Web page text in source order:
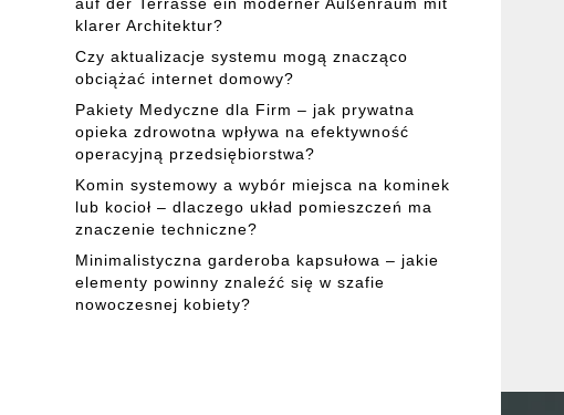
klarer Architektur?
Czy aktualizacje systemu mogą znacząco
obciążać internet domowy?
Pakiety Medyczne dla Firm – jak prywatna
opieka zdrowotna wpływa na efektywność
operacyjną przedsiębiorstwa?
Komin systemowy a wybór miejsca na kominek
lub kocioł – dlaczego układ pomieszczeń ma
znaczenie techniczne?
Minimalistyczna garderoba kapsułowa – jakie
elementy powinny znaleźć się w szafie
nowoczesnej kobiety?